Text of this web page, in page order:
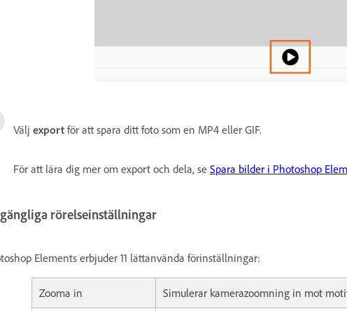
Välj export för att spara ditt foto som en MP4 eller GIF.
För att lära dig mer om export och dela, se Spara bilder i Photoshop
rörelseinställningar
Elements erbjuder 11 lättanvända förinställningar:
Zooma in Simulerar kamerazoomning in mot